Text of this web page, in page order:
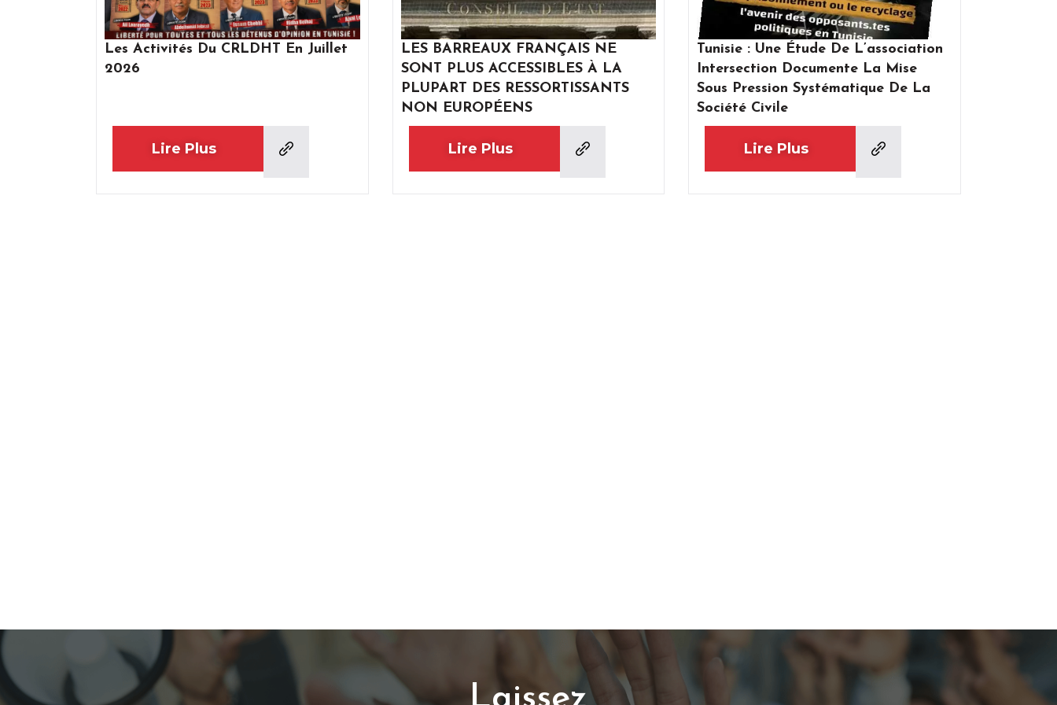
Les Activités Du CRLDHT En Juillet
2026
Lire Plus
LES BARREAUX FRANÇAIS NE
SONT PLUS ACCESSIBLES À LA
PLUPART DES RESSORTISSANTS
NON EUROPÉENS
Lire Plus
Tunisie : Une Étude De L’association
Intersection Documente La Mise
Sous Pression Systématique De La
Société Civile
Lire Plus